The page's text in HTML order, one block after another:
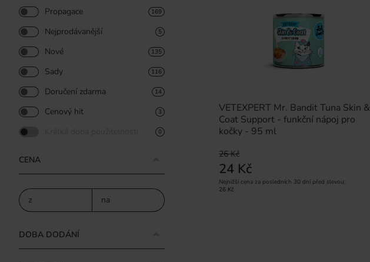
VETEXPERT Mr. Bandit Tuna Skin &
Coat Support - funkční nápoj pro
kočky - 95 ml
26 Kč
24 Kč
Nejnižší cena za posledních 30 dní před slevou:
26 Kč
Propagace 169
Nejprodávanější 5
Nové 135
Sady 116
Doručení zdarma 14
Cenový hit 3
0
CENA
z na
DOBA DODÁNÍ